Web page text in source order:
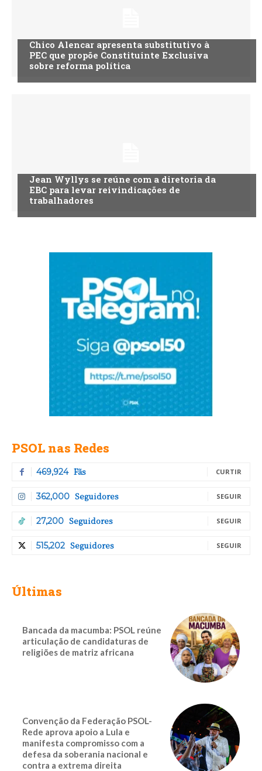
Chico Alencar apresenta substitutivo à
PEC que propõe Constituinte Exclusiva
sobre reforma política
Jean Wyllys se reúne com a diretoria da
EBC para levar reivindicações de
trabalhadores
PSOL nas Redes
469,924 Fãs CURTIR
362,000 Seguidores SEGUIR
27,200 Seguidores SEGUIR
515,202 Seguidores SEGUIR
Últimas
Bancada da macumba: PSOL reúne
articulação de candidaturas de
religiões de matriz africana
Convenção da Federação PSOL-
Rede aprova apoio a Lula e
manifesta compromisso com a
defesa da soberania nacional e
contra a extrema direita